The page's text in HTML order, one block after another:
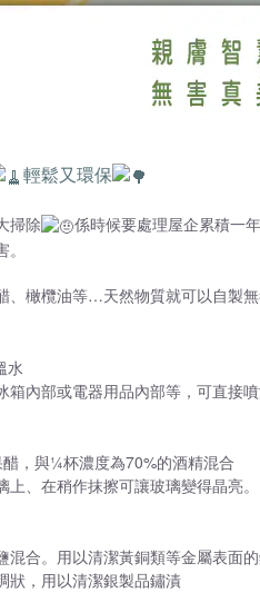
輕鬆又環保
掃除 係時候要處理屋企累積一
、橄欖油等…天然物質就可以自製
水
內部或電器用品內部等，可直接
，與¼杯濃度為70%的酒精混合
、在稍作抹擦可讓玻璃變得晶亮。
混合。用以清潔黃銅類等金屬表面
狀，用以清潔銀製品鏽漬